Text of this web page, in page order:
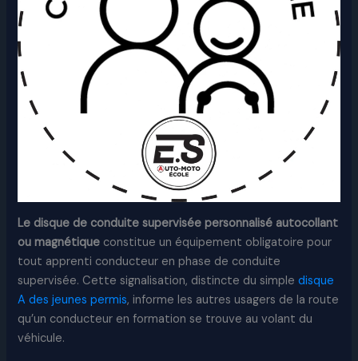
Le disque de conduite supervisée personnalisé autocollant
ou magnétique constitue un équipement obligatoire pour
tout apprenti conducteur en phase de conduite
supervisée. Cette signalisation, distincte du simpledisque
A des jeunes permis, informe les autres usagers de la route
qu’un conducteur en formation se trouve au volant du
véhicule.